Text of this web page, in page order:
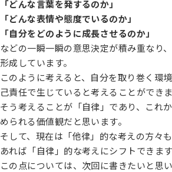
「どんな言葉を発するのか」
「どんな表情や態度でいるのか」
「自分をどのように成長させるのか」
などの一瞬一瞬の意思決定が積み重なり
形成しています。
このように考えると、自分を取り巻く環
己責任で生じていると考えることができま
そう考えることが「自律」であり、これ
められる価値観だと思います。
そして、現在は「他律」的な考えの方々
あれば「自律」的な考えにシフトできます
この点については、次回に書きたいと思い